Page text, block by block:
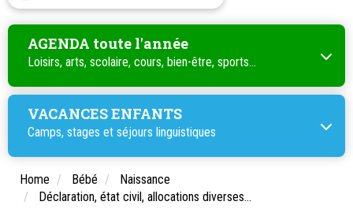
AGENDA toute l'année
Loisirs, arts, scolaire, cours, bien-être, sports...
VACANCES ENFANTS
Camps, stages et séjours linguistiques
Home Bébé
Naissance
Déclaration, état civil, allocations diverses…